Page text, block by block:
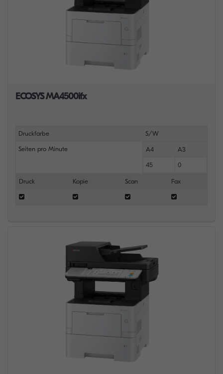
ECOSYS MA4500ifx
Druckfarbe S/W
Seiten pro Minute A4 A3
45 0
Druck Kopie Scan Fax